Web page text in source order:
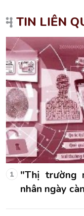
TIN LIÊN
1
"Thị trường
nhân ngày